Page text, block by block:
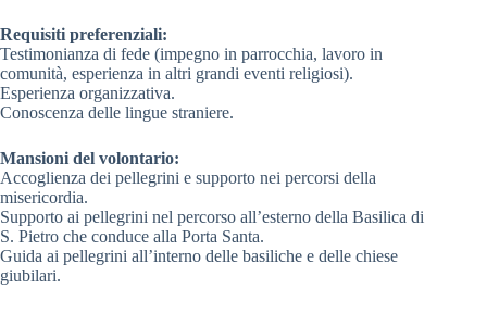
Requisiti preferenziali:
Testimonianza di fede (impegno in parrocchia, lavoro in
comunità, esperienza in altri grandi eventi religiosi).
Esperienza organizzativa.
Conoscenza delle lingue straniere.
Mansioni del volontario:
Accoglienza dei pellegrini e supporto nei percorsi della
misericordia.
Supporto ai pellegrini nel percorso all’esterno della Basilica di
S. Pietro che conduce alla Porta Santa.
Guida ai pellegrini all’interno delle basiliche e delle chiese
giubilari.